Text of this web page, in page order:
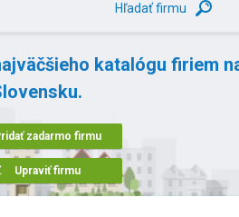
Hľadať firmu
katalógu firiem
zadarmo firmu
Upraviť firmu